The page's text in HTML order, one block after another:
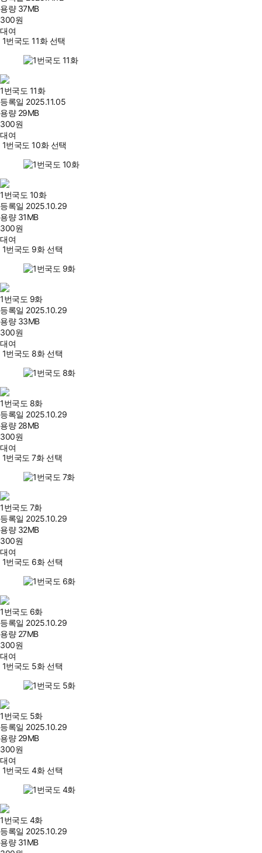
용량 37MB
300원
대여
1번국도 11화 선택
1번국도 11화
등록일 2025.11.05
용량 29MB
300원
대여
1번국도 10화 선택
1번국도 10화
등록일 2025.10.29
용량 31MB
300원
대여
1번국도 9화 선택
1번국도 9화
등록일 2025.10.29
용량 33MB
300원
대여
1번국도 8화 선택
1번국도 8화
등록일 2025.10.29
용량 28MB
300원
대여
1번국도 7화 선택
1번국도 7화
등록일 2025.10.29
용량 32MB
300원
대여
1번국도 6화 선택
1번국도 6화
등록일 2025.10.29
용량 27MB
300원
대여
1번국도 5화 선택
1번국도 5화
등록일 2025.10.29
용량 29MB
300원
대여
1번국도 4화 선택
1번국도 4화
등록일 2025.10.29
용량 31MB